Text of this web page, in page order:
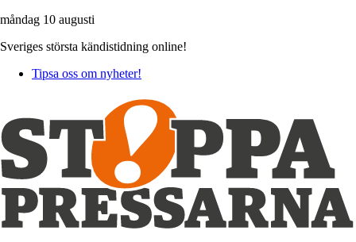
måndag 10 augusti
Sveriges största kändistidning online!
Tipsa oss om nyheter!